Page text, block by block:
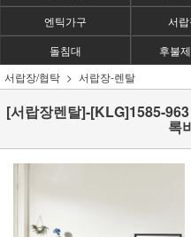
엔틱가구
서
돌침대
후불
서랍장/협탁
서랍장-렌탈
[서랍장렌탈]-[KLG]1585-
록